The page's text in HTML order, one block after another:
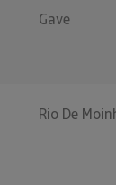
Gave
Rio De